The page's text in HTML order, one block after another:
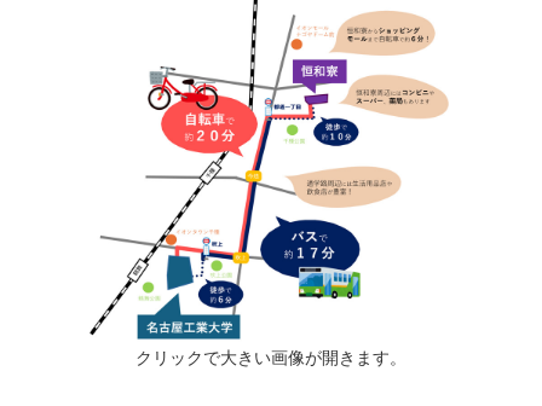
クリックで大きい画像が開きます。